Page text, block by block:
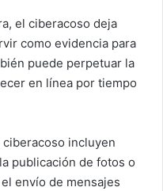
el ciberacoso deja
como evidencia para
puede perpetuar la
en línea por tiempo
incluyen
publicación de fotos o
envío de mensajes